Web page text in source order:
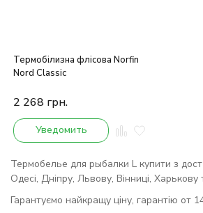
Термобілизна флісова Norfin
Nord Classic
2 268 грн.
Уведомить
Термобелье для рыбалки L купити з
Одесі, Дніпру, Львову, Вінниці, Харькову
Гарантуємо найкращу ціну, гарантію от